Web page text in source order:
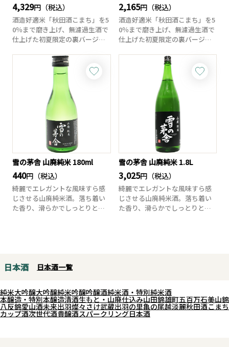
4,329円（税込）
酒造好適米「秋田酒こまち」を5
0％まで磨き上げ、無濾過生酒で
仕上げた初夏限定の裏バージョ
2,165円（税込）
酒造好適米「秋田酒こまち」を5
0％まで磨き上げ、無濾過生酒で
仕上げた初夏限定の裏バージョ
雪の茅舎 山廃純米 180ml
440円（税込）
綺麗でエレガントな風味すら感
じさせる山廃純米酒。落ち着い
た香り、滑らかでしっとりとし
雪の茅舎 山廃純米 1.8L
3,025円（税込）
綺麗でエレガントな風味すら感
じさせる山廃純米酒。落ち着い
た香り、滑らかでしっとりとし
日本酒 日本酒一覧
純米大吟醸大吟醸純米吟醸吟醸酒純米酒・特別純米酒
本醸造・特別本醸造清酒生もと・山廃仕込み山田錦雄町五百万石美山錦
八反錦愛山酒未来出羽燦々さけ武蔵出羽の里亀の尾越淡麗秋田酒こまち
カップ酒次世代酒貴醸酒スパークリング日本酒